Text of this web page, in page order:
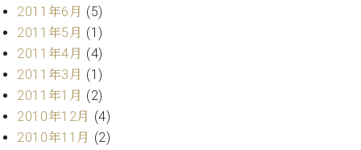
2011年6月 (5)
2011年5月 (1)
2011年4月 (4)
2011年3月 (1)
2011年1月 (2)
2010年12月 (4)
2010年11月 (2)